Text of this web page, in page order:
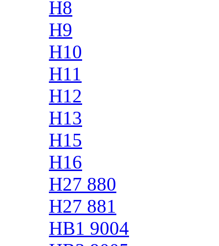
H8
H9
H10
H11
H12
H13
H15
H16
H27 880
H27 881
HB1 9004